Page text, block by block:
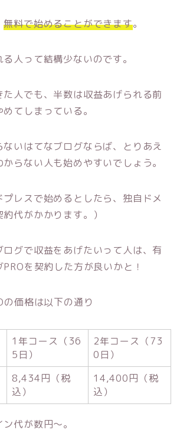
無料で始めることができます。
人って結構少ないのです。
人でも、半数は収益あげられる前
てしまっている。
いはてなブログならば、とりあえ
らない人も始めやすいでしょう。
プレスで始めるとしたら、独自ドメ
代がかかります。）
ログで収益をあげたいって人は、有
を契約した方が良いかと！
の価格は以下の通り
1年コース（36
5日）
2年コース（73
0日）
8,434円（税
込）
14,400円（税
込）
代が数円〜。